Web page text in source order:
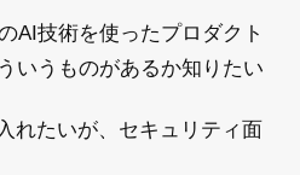
AI技術を使ったプロダクト
いうものがあるか知りたい
れたいが、セキュリティ面